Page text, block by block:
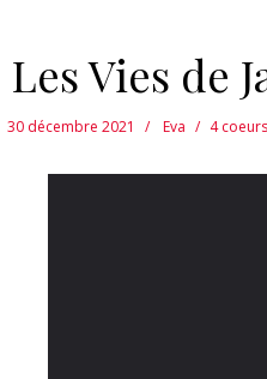
Les Vies de
30 décembre 2021 Eva 4